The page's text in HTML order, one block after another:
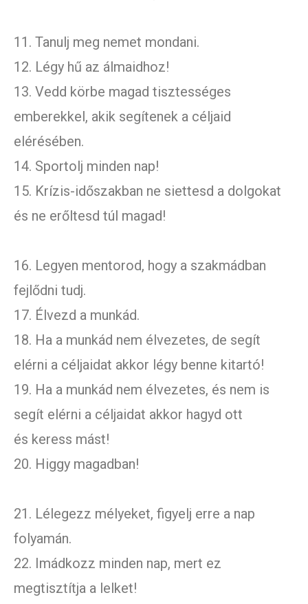
11. Tanulj meg nemet mondani.
12. Légy hű az álmaidhoz!
13. Vedd körbe magad tisztességes
emberekkel, akik segítenek a céljaid
elérésében.
14. Sportolj minden nap!
15. Krízis-időszakban ne siettesd a dolgokat
és ne erőltesd túl magad!
16. Legyen mentorod, hogy a szakmádban
fejlődni tudj.
17. Élvezd a munkád.
18. Ha a munkád nem élvezetes, de segít
elérni a céljaidat akkor légy benne kitartó!
19. Ha a munkád nem élvezetes, és nem is
segít elérni a céljaidat akkor hagyd ott
és keress mást!
20. Higgy magadban!
21. Lélegezz mélyeket, figyelj erre a nap
folyamán.
22. Imádkozz minden nap, mert ez
megtisztítja a lelket!